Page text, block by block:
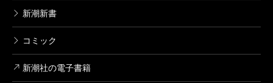
新潮新書
コミック
新潮社の電子書籍